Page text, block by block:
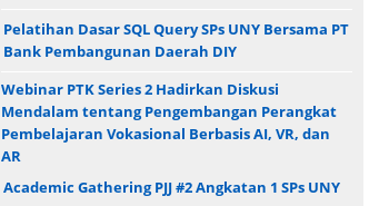
Pelatihan Dasar SQL Query SPs UNY Bersama PT
Bank Pembangunan Daerah DIY
Webinar PTK Series 2 Hadirkan Diskusi
Mendalam tentang Pengembangan Perangkat
Pembelajaran Vokasional Berbasis AI, VR, dan
AR
Academic Gathering PJJ #2 Angkatan 1 SPs UNY